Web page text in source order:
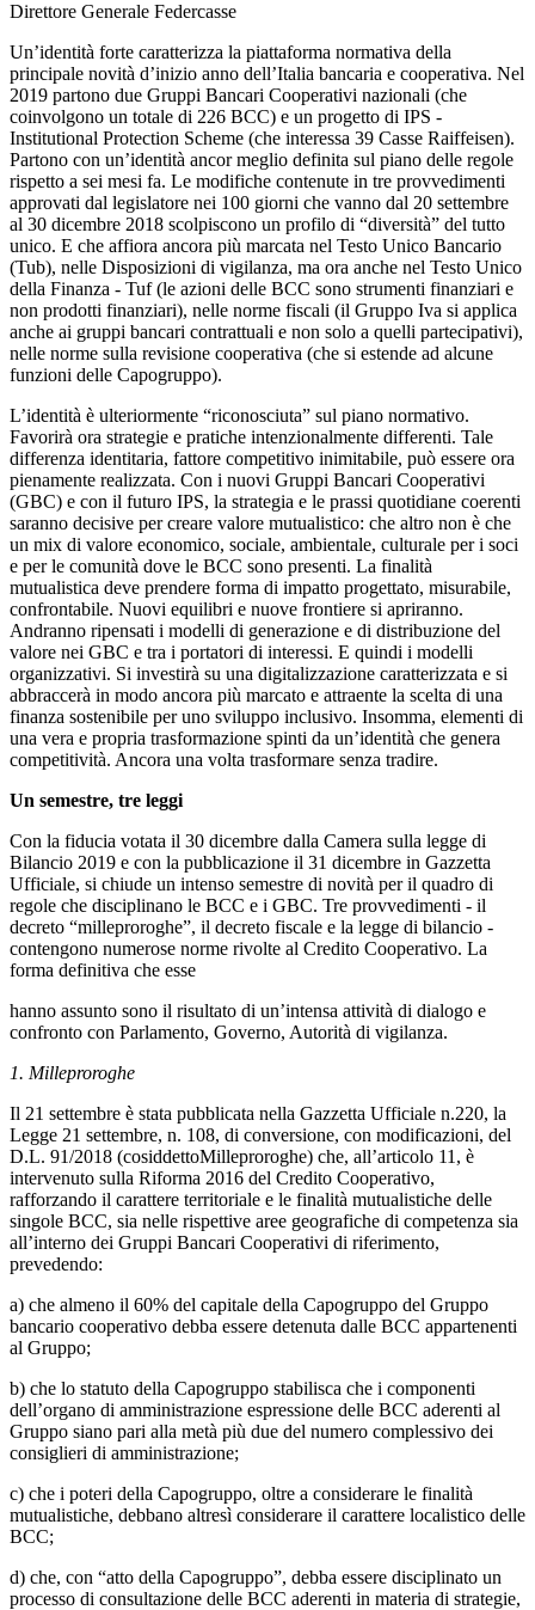
Direttore Generale Federcasse
Un’identità forte caratterizza la piattaforma normativa della
principale novità d’inizio anno dell’Italia bancaria e cooperativa. Nel
2019 partono due Gruppi Bancari Cooperativi nazionali (che
coinvolgono un totale di 226 BCC) e un progetto di IPS -
Institutional Protection Scheme (che interessa 39 Casse Raiffeisen).
Partono con un’identità ancor meglio definita sul piano delle regole
rispetto a sei mesi fa. Le modifiche contenute in tre provvedimenti
approvati dal legislatore nei 100 giorni che vanno dal 20 settembre
al 30 dicembre 2018 scolpiscono un profilo di “diversità” del tutto
unico. E che affiora ancora più marcata nel Testo Unico Bancario
(Tub), nelle Disposizioni di vigilanza, ma ora anche nel Testo Unico
della Finanza - Tuf (le azioni delle BCC sono strumenti finanziari e
non prodotti finanziari), nelle norme fiscali (il Gruppo Iva si applica
anche ai gruppi bancari contrattuali e non solo a quelli partecipativi),
nelle norme sulla revisione cooperativa (che si estende ad alcune
funzioni delle Capogruppo).
L’identità è ulteriormente “riconosciuta” sul piano normativo.
Favorirà ora strategie e pratiche intenzionalmente differenti. Tale
differenza identitaria, fattore competitivo inimitabile, può essere ora
pienamente realizzata. Con i nuovi Gruppi Bancari Cooperativi
(GBC) e con il futuro IPS, la strategia e le prassi quotidiane coerenti
saranno decisive per creare valore mutualistico: che altro non è che
un mix di valore economico, sociale, ambientale, culturale per i soci
e per le comunità dove le BCC sono presenti. La finalità
mutualistica deve prendere forma di impatto progettato, misurabile,
confrontabile. Nuovi equilibri e nuove frontiere si apriranno.
Andranno ripensati i modelli di generazione e di distribuzione del
valore nei GBC e tra i portatori di interessi. E quindi i modelli
organizzativi. Si investirà su una digitalizzazione caratterizzata e si
abbraccerà in modo ancora più marcato e attraente la scelta di una
finanza sostenibile per uno sviluppo inclusivo. Insomma, elementi di
una vera e propria trasformazione spinti da un’identità che genera
competitività. Ancora una volta trasformare senza tradire.
Un semestre, tre leggi
Con la fiducia votata il 30 dicembre dalla Camera sulla legge di
Bilancio 2019 e con la pubblicazione il 31 dicembre in Gazzetta
Ufficiale, si chiude un intenso semestre di novità per il quadro di
regole che disciplinano le BCC e i GBC. Tre provvedimenti - il
decreto “milleproroghe”, il decreto fiscale e la legge di bilancio -
contengono numerose norme rivolte al Credito Cooperativo. La
forma definitiva che esse
hanno assunto sono il risultato di un’intensa attività di dialogo e
confronto con Parlamento, Governo, Autorità di vigilanza.
1. Milleproroghe
Il 21 settembre è stata pubblicata nella Gazzetta Ufficiale n.220, la
Legge 21 settembre, n. 108, di conversione, con modificazioni, del
D.L. 91/2018 (cosiddettoMilleproroghe) che, all’articolo 11, è
intervenuto sulla Riforma 2016 del Credito Cooperativo,
rafforzando il carattere territoriale e le finalità mutualistiche delle
singole BCC, sia nelle rispettive aree geografiche di competenza sia
all’interno dei Gruppi Bancari Cooperativi di riferimento,
prevedendo:
a) che almeno il 60% del capitale della Capogruppo del Gruppo
bancario cooperativo debba essere detenuta dalle BCC appartenenti
al Gruppo;
b) che lo statuto della Capogruppo stabilisca che i componenti
dell’organo di amministrazione espressione delle BCC aderenti al
Gruppo siano pari alla metà più due del numero complessivo dei
consiglieri di amministrazione;
c) che i poteri della Capogruppo, oltre a considerare le finalità
mutualistiche, debbano altresì considerare il carattere localistico delle
BCC;
d) che, con “atto della Capogruppo”, debba essere disciplinato un
processo di consultazione delle BCC aderenti in materia di strategie,